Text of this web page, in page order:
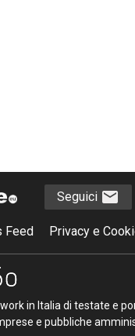
Seguici
Feed Privacy e
in Italia di testate e
e pubbliche